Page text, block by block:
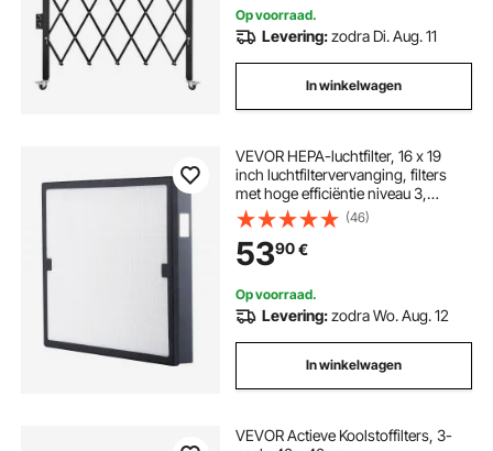
Op voorraad.
Levering:zodra Di. Aug. 11
In winkelwagen
VEVOR HEPA-luchtfilter, 16 x 19
inch luchtfiltervervanging, filters
met hoge efficiëntie niveau 3,
compatibel met BlueDri & VEVOR-
scrubber, luchtreinigers, apparatuur
voor waterschadeherstel
(46)
5390€
Op voorraad.
Levering:zodra Wo. Aug. 12
In winkelwagen
VEVOR Actieve Koolstoffilters, 3-